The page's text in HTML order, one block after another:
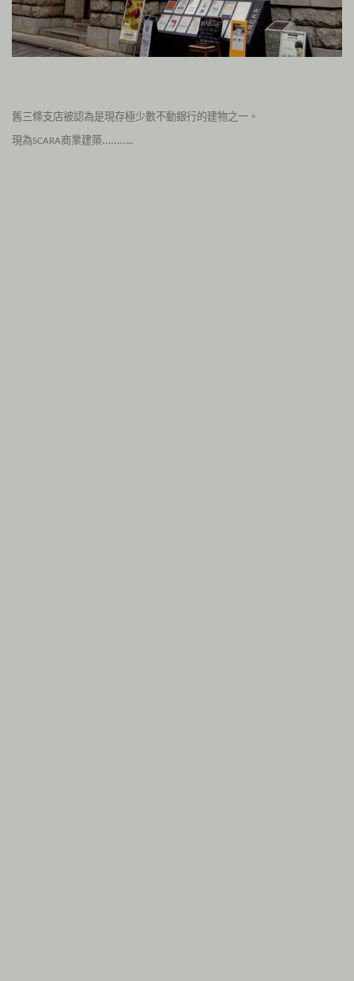
舊三條支店被認為是現存極少數不動銀行的建物之一。
現為SCARA商業建築………..